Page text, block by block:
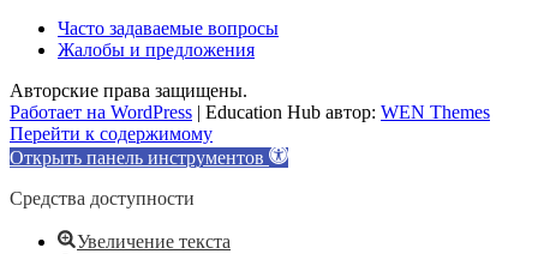
Часто задаваемые вопросы
Жалобы и предложения
Авторские права защищены.
Работает на WordPress | Education Hub автор: WEN Themes
Перейти к содержимому
Открыть панель инструментов
Средства доступности
Увеличение текста